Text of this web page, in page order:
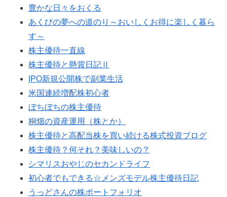
豊かな日々をおくる
あくびの夢への道のり～おいしくお得に楽しく暮ら
す～
株主優待一直線
株主優待と懸賞日記Ⅱ
IPO新規公開株で副業生活
米国連続増配株初心者
ぼちぼちの株主優待
桐畑の資産運用（株とか）
株主優待と高配当株を買い続ける株式投資ブログ
株主優待？何それ？美味しいの？
シマリスおやじのセカンドライフ
初心者でもできる☆メンズモデル株主優待日記
うっどさんの株ポートフォリオ